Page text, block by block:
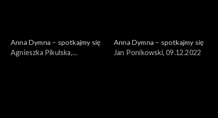
Anna Dymna – spotkajmy się
Agnieszka Pikulska,
Anna Dymna – spotkajmy się
Jan Ponikowski, 09.12.2022